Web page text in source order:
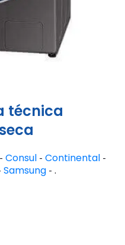
técnica
- Consul - Continental -
Samsung- .